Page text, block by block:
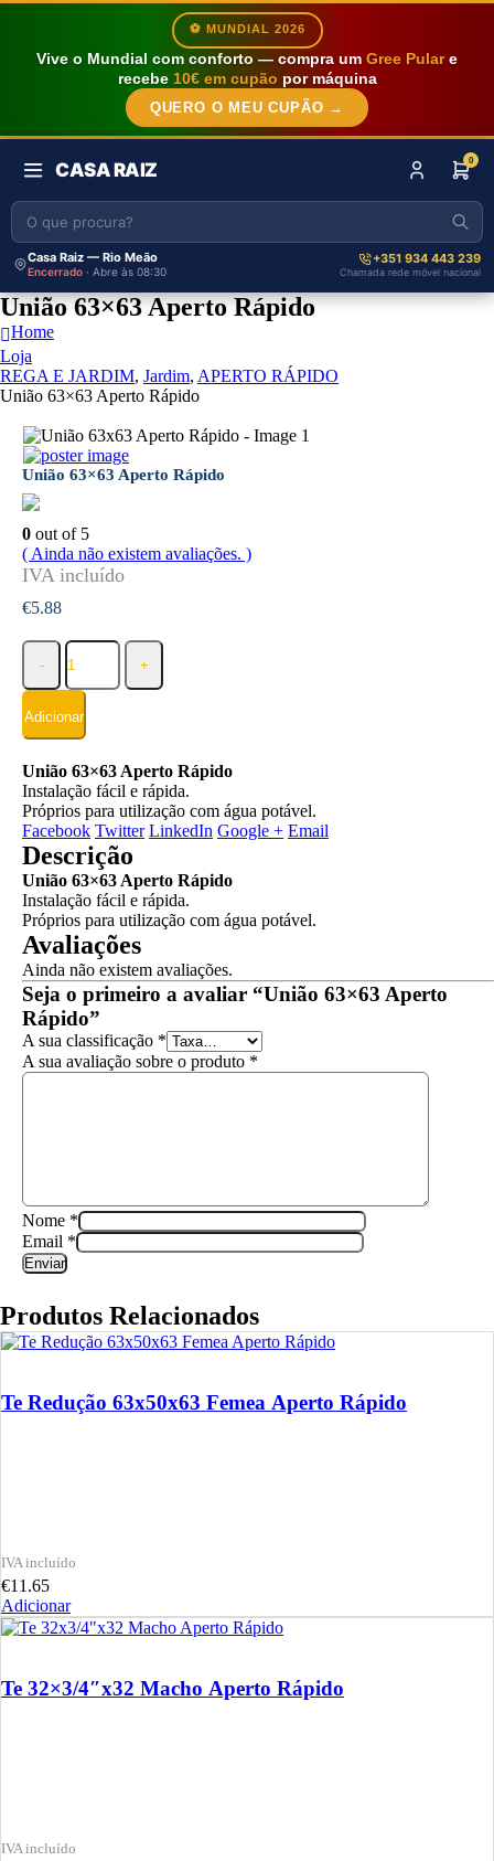
⚽ MUNDIAL 2026
Vive o Mundial com conforto — compra um Gree Pulare
recebe 10€ em cupão por máquina
QUERO O MEU CUPÃO →
CASA RAIZ 0
Casa Raiz — Rio Meão
Encerrado · Abre às 08:30
+351 934 443 239
Chamada rede móvel nacional
União 63×63 Aperto Rápido
Home
Loja
REGA E JARDIM, Jardim, APERTO RÁPIDO
União 63×63 Aperto Rápido
União 63×63 Aperto Rápido
0 out of 5
( Ainda não existem avaliações. )
€5.88
- +
Adicionar
União 63×63 Aperto Rápido
Instalação fácil e rápida.
Próprios para utilização com água potável.
Facebook Twitter LinkedIn Google + Email
Descrição
União 63×63 Aperto Rápido
Instalação fácil e rápida.
Próprios para utilização com água potável.
Avaliações
Ainda não existem avaliações.
Seja o primeiro a avaliar “União 63×63 Aperto
Rápido”
A sua classificação *
A sua avaliação sobre o produto *
Nome *
Email *
Produtos Relacionados
Te Redução 63x50x63 Femea Aperto Rápido
€11.65
Adicionar
Te 32×3/4″x32 Macho Aperto Rápido